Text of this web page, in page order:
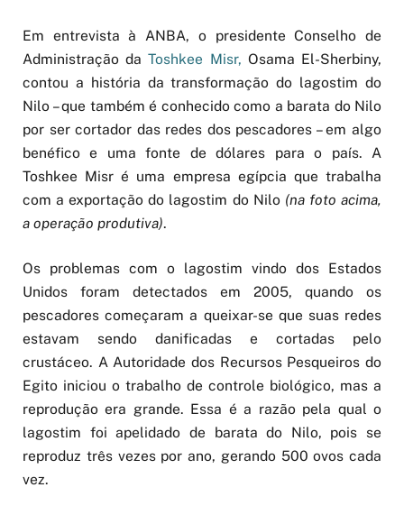
Em entrevista à ANBA, o presidente Conselho de
Administração daToshkee Misr, Osama El-Sherbiny,
contou a história da transformação do lagostim do
Nilo – que também é conhecido como a barata do Nilo
por ser cortador das redes dos pescadores – em algo
benéfico e uma fonte de dólares para o país. A
Toshkee Misr é uma empresa egípcia que trabalha
com a exportação do lagostim do Nilo (na foto acima,
a operação produtiva).
Os problemas com o lagostim vindo dos Estados
Unidos foram detectados em 2005, quando os
pescadores começaram a queixar-se que suas redes
estavam sendo danificadas e cortadas pelo
crustáceo. A Autoridade dos Recursos Pesqueiros do
Egito iniciou o trabalho de controle biológico, mas a
reprodução era grande. Essa é a razão pela qual o
lagostim foi apelidado de barata do Nilo, pois se
reproduz três vezes por ano, gerando 500 ovos cada
vez.